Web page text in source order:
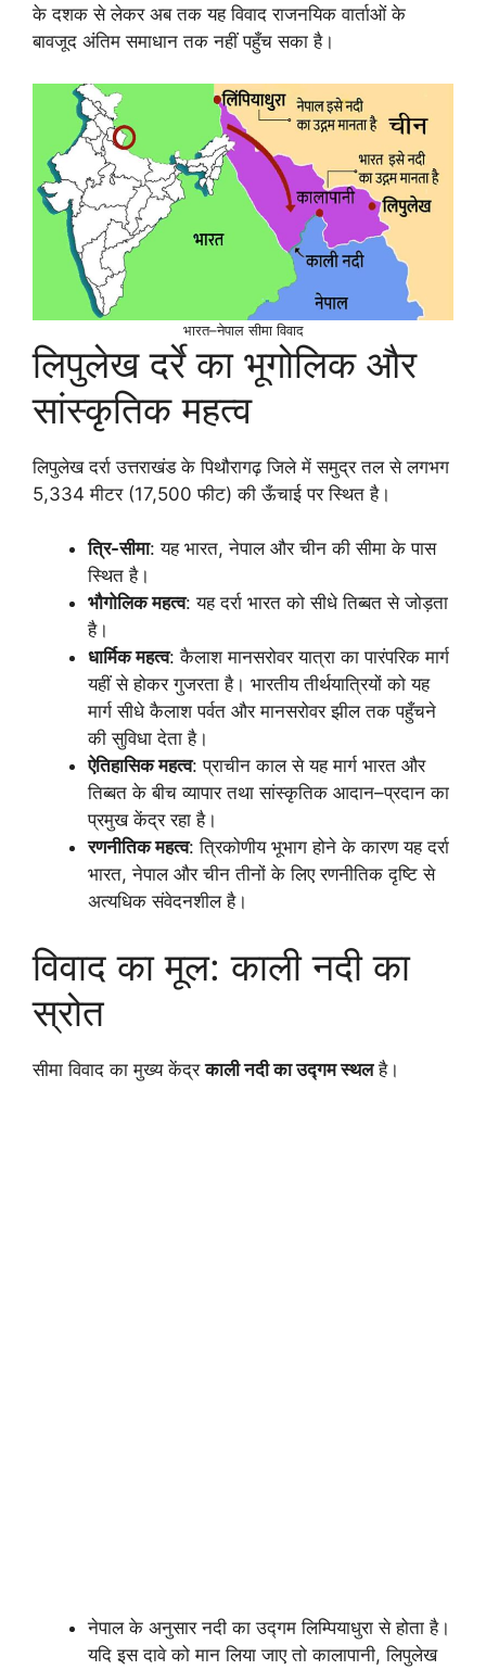
के दशक से लेकर अब तक यह विवाद राजनयिक वार्ताओं के
बावजूद अंतिम समाधान तक नहीं पहुँच सका है।
भारत–नेपाल सीमा विवाद
लिपुलेख दर्रे का भूगोलिक और
सांस्कृतिक महत्व
लिपुलेख दर्रा उत्तराखंड के पिथौरागढ़ जिले में समुद्र तल से लगभग
5,334 मीटर (17,500 फीट) की ऊँचाई पर स्थित है।
त्रि-सीमा: यह भारत, नेपाल और चीन की सीमा के पास
स्थित है।
भौगोलिक महत्व: यह दर्रा भारत को सीधे तिब्बत से जोड़ता
है।
धार्मिक महत्व: कैलाश मानसरोवर यात्रा का पारंपरिक मार्ग
यहीं से होकर गुजरता है। भारतीय तीर्थयात्रियों को यह
मार्ग सीधे कैलाश पर्वत और मानसरोवर झील तक पहुँचने
की सुविधा देता है।
ऐतिहासिक महत्व: प्राचीन काल से यह मार्ग भारत और
तिब्बत के बीच व्यापार तथा सांस्कृतिक आदान–प्रदान का
प्रमुख केंद्र रहा है।
रणनीतिक महत्व: त्रिकोणीय भूभाग होने के कारण यह दर्रा
भारत, नेपाल और चीन तीनों के लिए रणनीतिक दृष्टि से
अत्यधिक संवेदनशील है।
विवाद का मूल: काली नदी का
स्रोत
सीमा विवाद का मुख्य केंद्रकाली नदी का उद्गम स्थलहै।
नेपाल के अनुसार नदी का उद्गम लिम्पियाधुरा से होता है।
यदि इस दावे को मान लिया जाए तो कालापानी, लिपुलेख